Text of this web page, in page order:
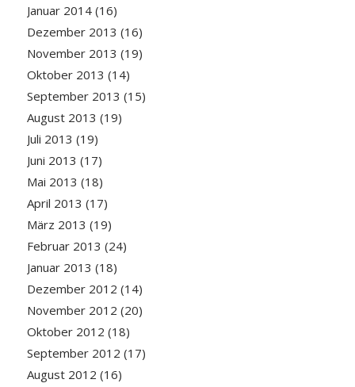
Januar 2014(16)
Dezember 2013 (16)
November 2013 (19)
Oktober 2013 (14)
September 2013 (15)
August 2013 (19)
Juli 2013 (19)
Juni 2013 (17)
Mai 2013 (18)
April 2013 (17)
März 2013 (19)
Februar 2013 (24)
Januar 2013 (18)
Dezember 2012 (14)
November 2012 (20)
Oktober 2012 (18)
September 2012 (17)
August 2012 (16)